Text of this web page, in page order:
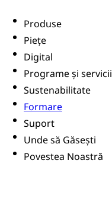
Produse
Piețe
Digital
Programe și servicii
Sustenabilitate
Formare
Suport
Unde să Găsești
Povestea Noastră